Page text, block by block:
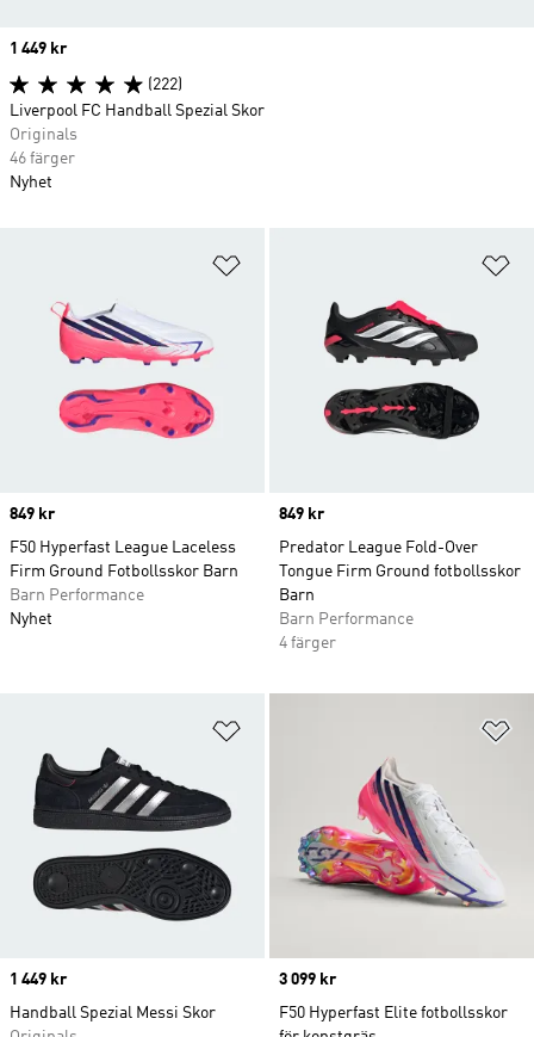
Price
849 kr
F50 Hyperfast League Laceless
Firm Ground Fotbollsskor Barn
Barn Performance
Nyhet
Price
849 kr
Predator League Fold-Over
Tongue Firm Ground fotbollsskor
Barn
Barn Performance
4 färger
Price
1 449 kr
Handball Spezial Messi Skor
Price
3 099 kr
F50 Hyperfast Elite fotbollsskor
Price
1 449 kr
(222)
Liverpool FC Handball Spezial Skor
Originals
46 färger
Nyhet